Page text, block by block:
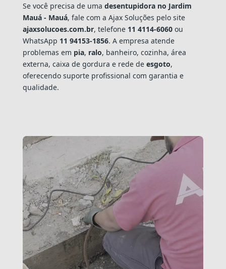
Se você precisa de uma desentupidora no Jardim
Mauá - Mauá, fale com a Ajax Soluções pelo site
ajaxsolucoes.com.br, telefone 11 4114-6060ou
WhatsApp 11 94153-1856. A empresa atende
problemas em pia, ralo, banheiro, cozinha, área
externa, caixa de gordura e rede de esgoto,
oferecendo suporte profissional com garantia e
qualidade.